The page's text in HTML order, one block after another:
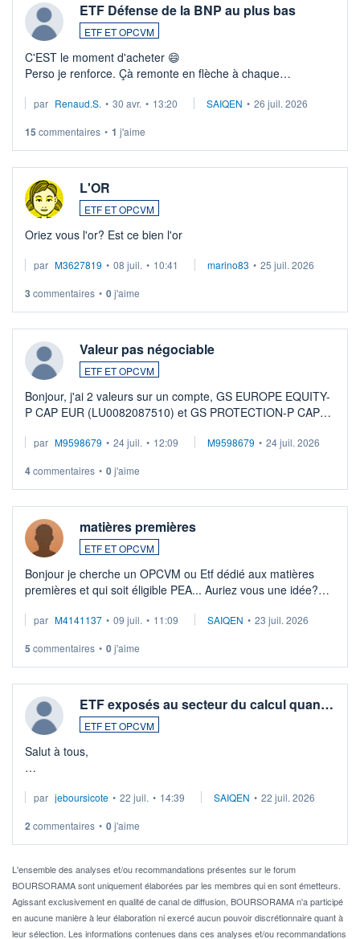
ETF Défense de la BNP au plus bas
ETF ET OPCVM
C'EST le moment d'acheter 😄​
Perso je renforce. Çà remonte en flèche à chaque
Investissement long terme tip top pour sa retraite.
par Renaud.S. • 30 avr. • 13:20 SAIQEN • 26 juil. 2026
15 commentaires • 1 j'aime
L'OR
ETF ET OPCVM
Oriez vous l'or? Est ce bien l'or
par M3627819 • 08 juil. • 10:41 marino83 • 25 juil. 2026
3 commentaires • 0j'aime
Valeur pas négociable
ETF ET OPCVM
Bonjour, j'ai 2 valeurs sur un compte, GS EUROPE EQUITY-
P CAP EUR (LU0082087510) et GS PROTECTION-P CAP
veux procéder à la vente, on me signale ...
par M9598679 • 24 juil. • 12:09 M9598679 • 24 juil. 2026
4commentaires • 0j'aime
matières premières
ETF ET OPCVM
Bonjour je cherche un OPCVM ou Etf dédié aux matières
premières et qui soit éligible PEA... Auriez vous une idée?
par M4141137 • 09 juil. • 11:09 SAIQEN • 23 juil. 2026
5 commentaires • 0j'aime
ETF exposés au secteur du calcul quan…
ETF ET OPCVM
Salut à tous,
via un ETF plutôt que des actions individuelles.
Idéalement, je voudrais qu'il soit éligible au PEA.
Pour l' ...
par jeboursicote • 22 juil. • 14:39 SAIQEN • 22 juil. 2026
2 commentaires • 0j'aime
L'ensemble des analyses et/ou recommandations présentes sur le forum
BOURSORAMA sont uniquement élaborées par les membres qui en sont émetteurs.
Agissant exclusivement en qualité de canal de diffusion, BOURSORAMA n'a participé
en aucune manière à leur élaboration ni exercé aucun pouvoir discrétionnaire quant à
leur sélection. Les informations contenues dans ces analyses et/ou recommandations